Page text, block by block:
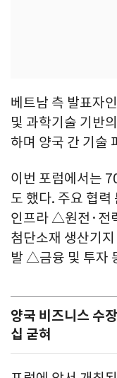
베트남 측 발표자
및 과학기술 기반
하며 양국 간 기술
이번 포럼에서는
도 했다. 주요 협
인프라 △원전·전
첨단소재 생산기
발 △금융 및 투자
양국 비즈니스 수
십 굳혀